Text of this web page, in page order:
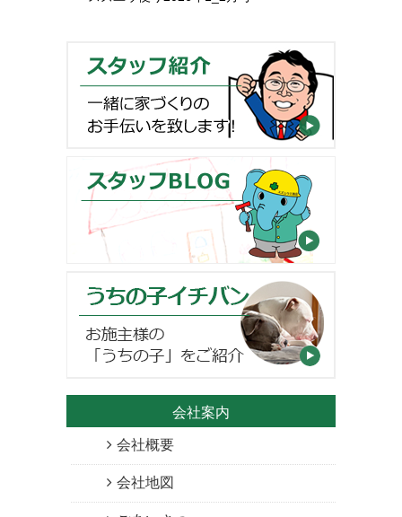
会社案内
会社概要
会社地図